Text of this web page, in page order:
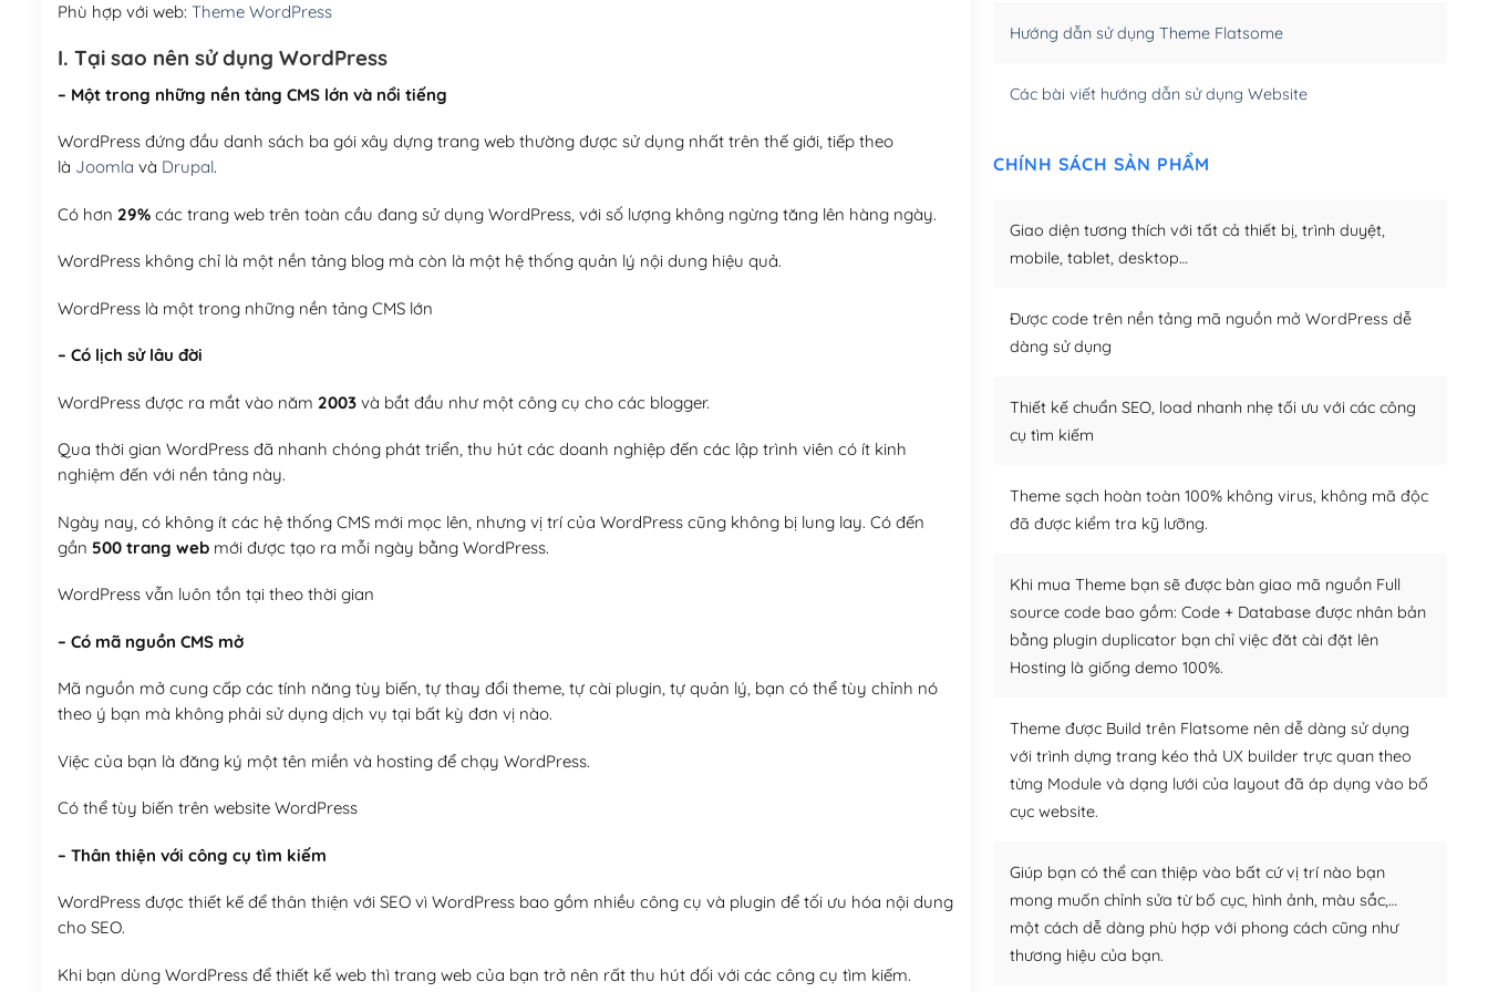
(+950,000₫)
Phù hợp với web: Theme WordPress
I. Tại sao nên sử dụng WordPress
– Một trong những nền tảng CMS lớn và nổi tiếng
WordPress đứng đầu danh sách ba gói xây dựng trang web thường được sử dụng nhất trên thế giới, tiếp theo
là Joomla và Drupal.
Có hơn 29%các trang web trên toàn cầu đang sử dụng WordPress, với số lượng không ngừng tăng lên hàng ngày.
WordPress không chỉ là một nền tảng blog mà còn là một hệ thống quản lý nội dung hiệu quả.
WordPress là một trong những nền tảng CMS lớn
– Có lịch sử lâu đời
WordPress được ra mắt vào năm 2003và bắt đầu như một công cụ cho các blogger.
Qua thời gian WordPress đã nhanh chóng phát triển, thu hút các doanh nghiệp đến các lập trình viên có ít kinh
nghiệm đến với nền tảng này.
Ngày nay, có không ít các hệ thống CMS mới mọc lên, nhưng vị trí của WordPress cũng không bị lung lay. Có đến
gần 500 trang webmới được tạo ra mỗi ngày bằng WordPress.
WordPress vẫn luôn tồn tại theo thời gian
– Có mã nguồn CMS mở
Mã nguồn mở cung cấp các tính năng tùy biến, tự thay đổi theme, tự cài plugin, tự quản lý, bạn có thể tùy chỉnh nó
theo ý bạn mà không phải sử dụng dịch vụ tại bất kỳ đơn vị nào.
Việc của bạn là đăng ký một tên miền và hosting để chạy WordPress.
Có thể tùy biến trên website WordPress
– Thân thiện với công cụ tìm kiếm
WordPress được thiết kế để thân thiện với SEO vì WordPress bao gồm nhiều công cụ và plugin để tối ưu hóa nội dung
cho SEO.
Khi bạn dùng WordPress để thiết kế web thì trang web của bạn trở nên rất thu hút đối với các công cụ tìm kiếm.
Hướng dẫn sử dụng Theme Flatsome
Các bài viết hướng dẫn sử dụng Website
CHÍNH SÁCH SẢN PHẨM
Giao diện tương thích với tất cả thiết bị, trình duyệt,
mobile, tablet, desktop…
Được code trên nền tảng mã nguồn mở WordPress dễ
dàng sử dụng
Thiết kế chuẩn SEO, load nhanh nhẹ tối ưu với các công
cụ tìm kiếm
Theme sạch hoàn toàn 100% không virus, không mã độc
đã được kiểm tra kỹ lưỡng.
Khi mua Theme bạn sẽ được bàn giao mã nguồn Full
source code bao gồm: Code + Database được nhân bản
bằng plugin duplicator bạn chỉ việc đăt cài đặt lên
Hosting là giống demo 100%.
Theme được Build trên Flatsome nên dễ dàng sử dụng
với trình dựng trang kéo thả UX builder trực quan theo
từng Module và dạng lưới của layout đã áp dụng vào bố
cục website.
Giúp bạn có thể can thiệp vào bất cứ vị trí nào bạn
mong muốn chỉnh sửa từ bố cục, hình ảnh, màu sắc,…
một cách dễ dàng phù hợp với phong cách cũng như
thương hiệu của bạn.